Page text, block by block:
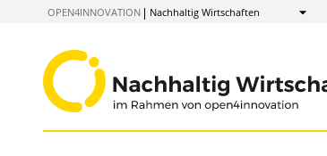
OPEN4INNOVATION Nachhaltig Wirtschaften
Anzeigen